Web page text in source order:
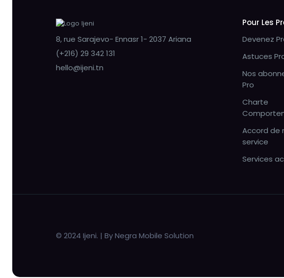
8, rue Sarajevo- Ennasr 1- 2037 Ariana
(+216) 29 342 131
hello@ijeni.tn
Pour Les
Devenez
Astuces
Nos
Pro
Charte
Accord de
service
Services
© 2024 Ijeni. | By Negra Mobile Solution